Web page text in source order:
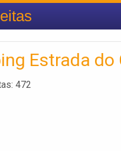
Estrada do
472